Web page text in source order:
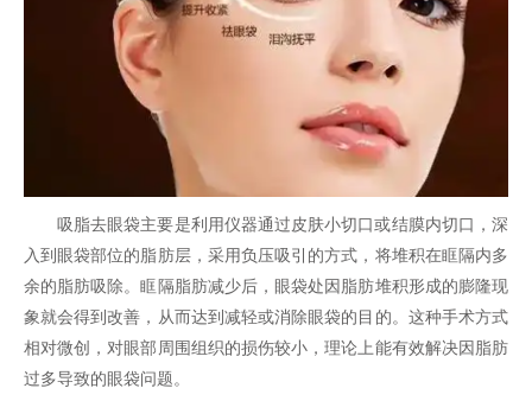
吸脂去眼袋主要是利用仪器通过皮肤小切口或结膜内切口，深
入到眼袋部位的脂肪层，采用负压吸引的方式，将堆积在眶隔内多
余的脂肪吸除。眶隔脂肪减少后，眼袋处因脂肪堆积形成的膨隆现
象就会得到改善，从而达到减轻或消除眼袋的目的。这种手术方式
相对微创，对眼部周围组织的损伤较小，理论上能有效解决因脂肪
过多导致的眼袋问题。